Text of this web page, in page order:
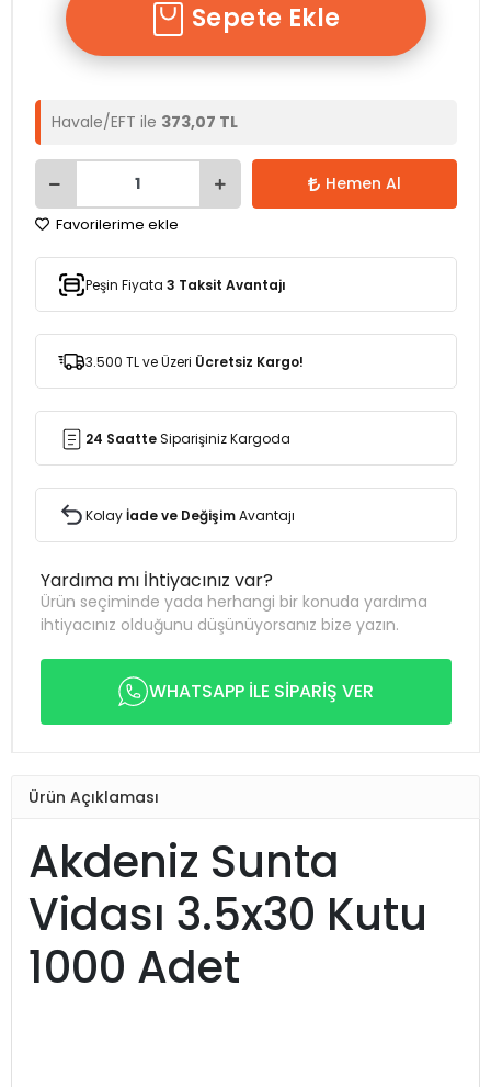
Sepete Ekle
Havale/EFT ile 373,07 TL
Hemen Al
Favorilerime ekle
Peşin Fiyata 3 Taksit Avantajı
3.500 TL ve Üzeri Ücretsiz Kargo!
24 SaatteSiparişiniz Kargoda
Kolayİade ve DeğişimAvantajı
Yardıma mı İhtiyacınız var?
Ürün seçiminde yada herhangi bir konuda yardıma
ihtiyacınız olduğunu düşünüyorsanız bize yazın.
WHATSAPP İLE SİPARİŞ VER
Ürün Açıklaması
Akdeniz Sunta
Vidası 3.5x30 Kutu
1000 Adet